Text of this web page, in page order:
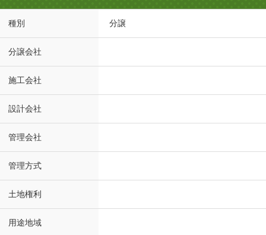
種別 分譲
分譲会社
施工会社
設計会社
管理会社
管理方式
土地権利
用途地域